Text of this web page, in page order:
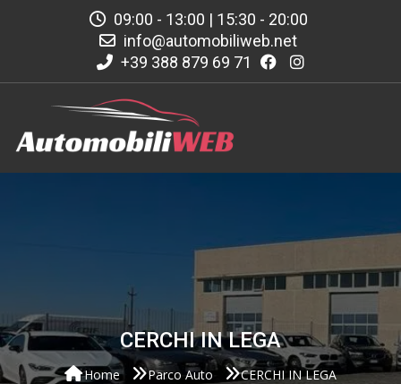
09:00 - 13:00 | 15:30 - 20:00
info@automobiliweb.net
+39 388 879 69 71
CERCHI IN LEGA
Home Parco Auto CERCHI IN LEGA